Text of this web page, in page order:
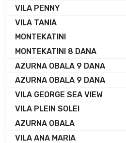
VILA PENNY
VILA TANIA
MONTEKATINI
MONTEKATINI 8 DANA
AZURNA OBALA 9 DANA
AZURNA OBALA 9 DANA
VILA GEORGE SEA VIEW
VILA PLEIN SOLEI
AZURNA OBALA
VILA ANA MARIA